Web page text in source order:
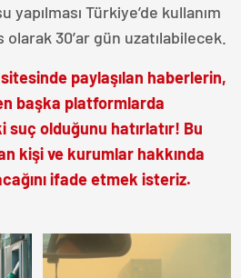
Türkiye’de kullanım
30’ar gün uzatılabilecek.
paylaşılan haberlerin,
başka platformlarda
suç olduğunu hatırlatır! Bu
kişi ve kurumlar hakkında
ifade etmek isteriz.